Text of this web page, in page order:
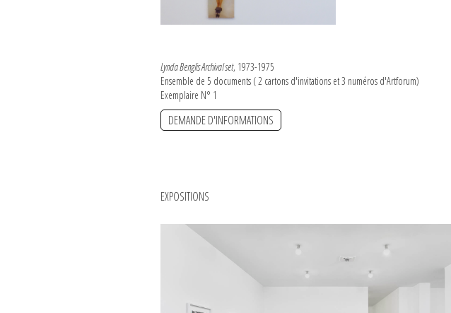
Lynda Benglis Archival set, 1973-1975
Ensemble de 5 documents ( 2 cartons d'invitations et 3 numéros d'Artforum)
Exemplaire N° 1
DEMANDE D'INFORMATIONS
EXPOSITIONS